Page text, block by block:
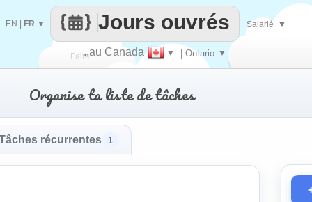
Faire
que
..au Canada ▼ | Ontario ▼
Jours ouvrés
EN FR ▼ Salarié ▼
Organise ta liste de tâches
récurrentes 1